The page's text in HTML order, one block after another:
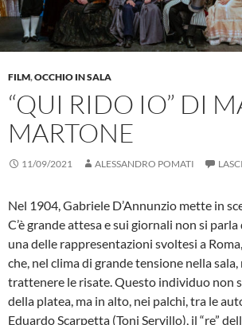
FILM,OCCHIO IN SALA
“QUI RIDO IO” DI
MARTONE
11/09/2021 ALESSANDRO POMATI
Nel 1904, Gabriele D’Annunzio mette in
C’è grande attesa e sui giornali non si parla
una delle rappresentazioni svoltesi a
che, nel clima di grande tensione nella
trattenere le risate. Questo individuo non
della platea, ma in alto, nei palchi, tra le
Eduardo Scarpetta (Toni Servillo), il “re”